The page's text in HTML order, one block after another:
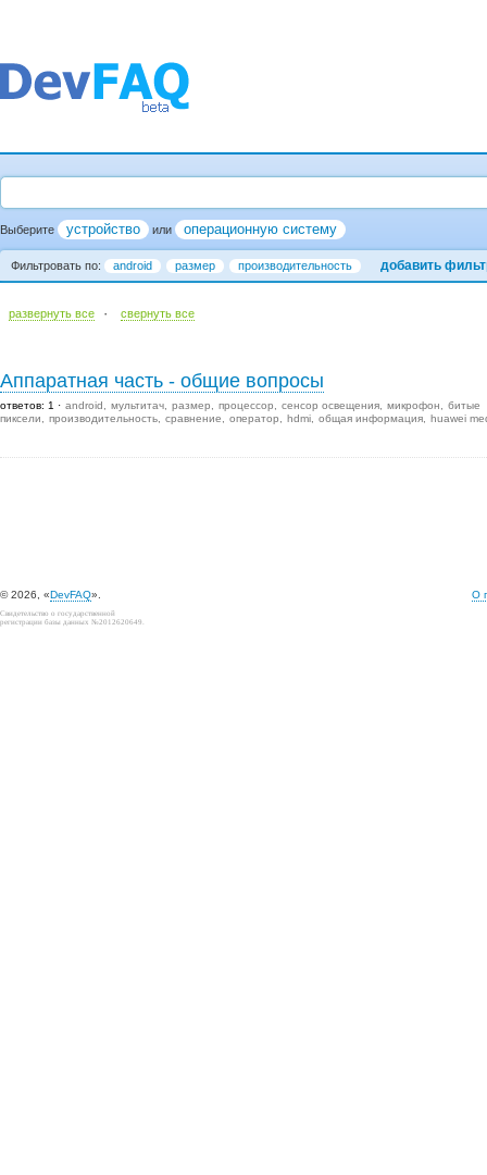
Выберите устройство или операционную систему
Фильтровать по: android размер производительность добавить
развернуть все · cвернуть все
Аппаратная часть - общие вопросы
ответов: 1 android мультитач размер процессор сенсор освещения микрофон
битые
пиксели
производительность сравнение оператор hdmi общая информация huawei
© 2026, «DevFAQ». О
Свидетельство о государственной
регистрации базы данных №2012620649.